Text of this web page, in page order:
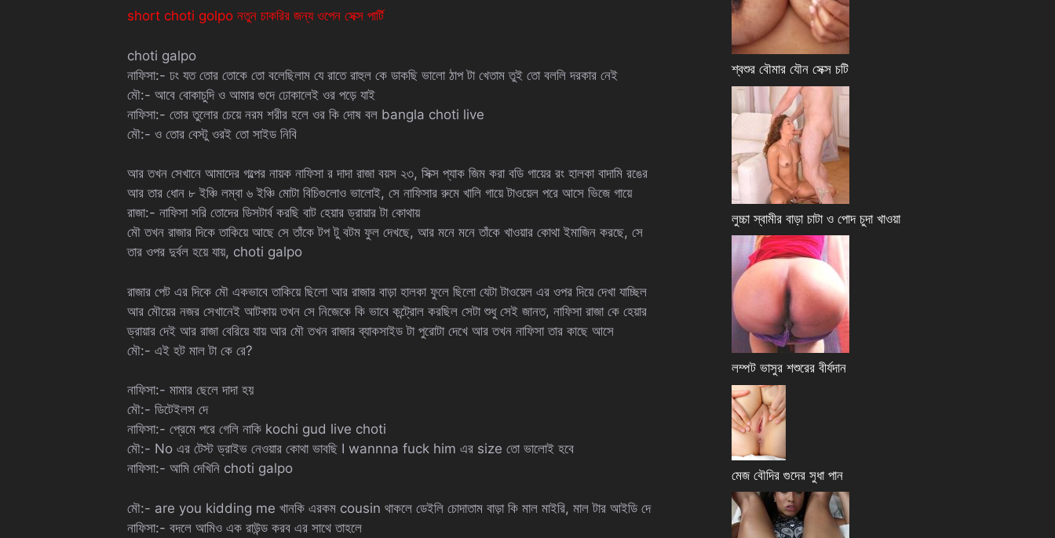
short choti golpo নতুন চাকরির জন্য ওপেন সেক্স পার্টি
choti galpo
নাফিসা:- ঢং যত তোর তোকে তো বলেছিলাম যে রাতে রাহুল কে ডাকছি ভালো ঠাপ টা খেতাম তুই তো বললি দরকার নেই
মৌ:- আবে বোকাচুদি ও আমার গুদে ঢোকালেই ওর পড়ে যাই
নাফিসা:- তোর তুলোর চেয়ে নরম শরীর হলে ওর কি দোষ বল bangla choti live
মৌ:- ও তোর বেস্টু ওরই তো সাইড নিবি
আর তখন সেখানে আমাদের গল্পের নায়ক নাফিসা র দাদা রাজা বয়স ২৩, সিক্স প্যাক জিম করা বডি গায়ের রং হালকা বাদামি রঙের
আর তার ধোন ৮ ইঞ্চি লম্বা ৬ ইঞ্চি মোটা বিচিগুলোও ভালোই, সে নাফিসার রুমে খালি গায়ে টাওয়েল পরে আসে ভিজে গায়ে
রাজা:- নাফিসা সরি তোদের ডিসটার্ব করছি বাট হেয়ার ড্রায়ার টা কোথায়
মৌ তখন রাজার দিকে তাকিয়ে আছে সে তাঁকে টপ টু বটম ফুল দেখছে, আর মনে মনে তাঁকে খাওয়ার কোথা ইমাজিন করছে, সে
তার ওপর দুর্বল হয়ে যায়, choti galpo
রাজার পেট এর দিকে মৌ একভাবে তাকিয়ে ছিলো আর রাজার বাড়া হালকা ফুলে ছিলো যেটা টাওয়েল এর ওপর দিয়ে দেখা যাচ্ছিল
আর মৌয়ের নজর সেখানেই আটকায় তখন সে নিজেকে কি ভাবে কন্ট্রোল করছিল সেটা শুধু সেই জানত, নাফিসা রাজা কে হেয়ার
ড্রায়ার দেই আর রাজা বেরিয়ে যায় আর মৌ তখন রাজার ব্যাকসাইড টা পুরোটা দেখে আর তখন নাফিসা তার কাছে আসে
মৌ:- এই হট মাল টা কে রে?
নাফিসা:- মামার ছেলে দাদা হয়
মৌ:- ডিটেইলস দে
নাফিসা:- প্রেমে পরে গেলি নাকি kochi gud live choti
মৌ:- No এর টেস্ট ড্রাইভ নেওয়ার কোথা ভাবছি I wannna fuck him এর size তো ভালোই হবে
নাফিসা:- আমি দেখিনি choti galpo
মৌ:- are you kidding me খানকি এরকম cousin থাকলে ডেইলি চোদাতাম বাড়া কি মাল মাইরি, মাল টার আইডি দে
নাফিসা:- বদলে আমিও এক রাউন্ড করব এর সাথে তাহলে
শ্বশুর বৌমার যৌন সেক্স চটি
লুচ্চা স্বামীর বাড়া চাটা ও পোদ চুদা খাওয়া
লম্পট ভাসুর শশুরের বীর্যদান
মেজ বৌদির গুদের সুধা পান